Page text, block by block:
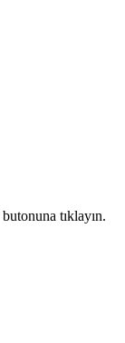
butonuna tıklayın.